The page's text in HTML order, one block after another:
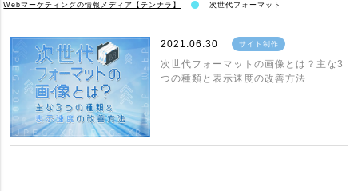
Webマーケティングの情報メディア【テンナラ】 次世代フォーマット
2021.06.30 サイト制作
次世代フォーマットの画像とは？主な3
つの種類と表示速度の改善方法